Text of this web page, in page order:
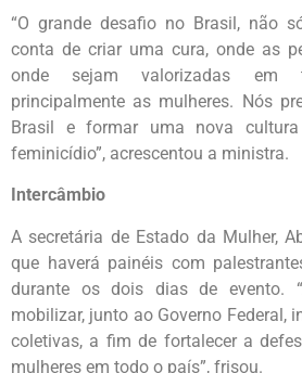
“O grande desafio no Brasil, não
conta de criar uma cura, onde as
onde sejam valorizadas em
principalmente as mulheres. Nós
Brasil e formar uma nova
feminicídio”, acrescentou a ministra.
Intercâmbio
A secretária de Estado da Mulher,
que haverá painéis com
durante os dois dias de evento.
mobilizar, junto ao Governo Federal,
coletivas, a fim de fortalecer a
mulheres em todo o país”, frisou.